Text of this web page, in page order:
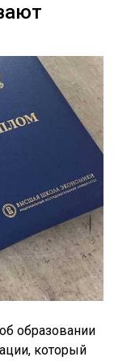
образовании
который